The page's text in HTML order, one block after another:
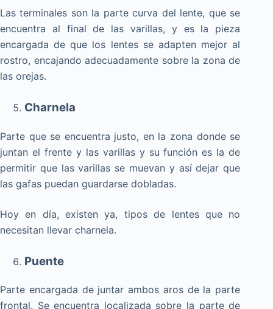
Las terminales son la parte curva del lente, que se
encuentra al final de las varillas, y es la pieza
encargada de que los lentes se adapten mejor al
rostro, encajando adecuadamente sobre la zona de
las orejas.
Charnela
Parte que se encuentra justo, en la zona donde se
juntan el frente y las varillas y su función es la de
permitir que las varillas se muevan y así dejar que
las gafas puedan guardarse dobladas.
Hoy en día, existen ya, tipos de lentes que no
necesitan llevar charnela.
Puente
Parte encargada de juntar ambos aros de la parte
frontal. Se encuentra localizada sobre la parte de